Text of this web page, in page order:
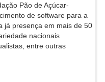
Pão de Açúcar-
de software para a
já presença em mais de 50
nacionais
entre outras